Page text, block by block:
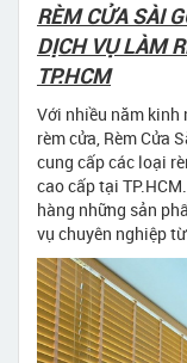
RÈM CỬA SÀI
DỊCH VỤ LÀM
TP.HCM
Với nhiều năm kinh
rèm cửa, Rèm Cửa
cung cấp các loại
cao cấp tại
hàng những sản
vụ chuyên nghiệp